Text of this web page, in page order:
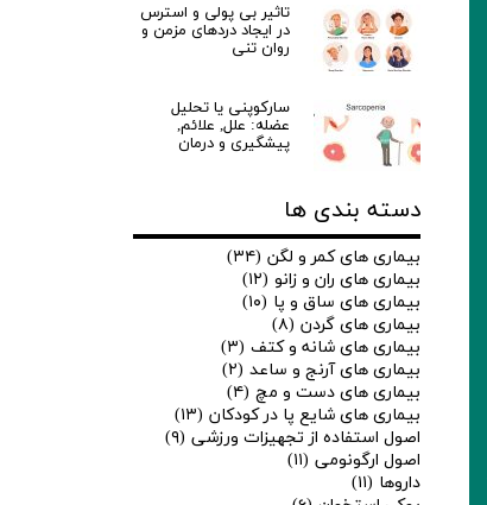
تاثیر بی پولی و استرس
در ایجاد دردهای مزمن و
روان تنی
سارکوپنی یا تحلیل
عضله: علل, علائم,
پیشگیری و درمان
دسته بندی ها
بیماری های کمر و لگن (۳۴)
بیماری های ران و زانو (۱۲)
بیماری های ساق و پا (۱۰)
بیماری های گردن (۸)
بیماری های شانه و کتف (۳)
بیماری های آرنج و ساعد (۲)
بیماری های دست و مچ (۴)
بیماری های شایع پا در کودکان (۱۳)
اصول استفاده از تجهیزات ورزشی (۹)
اصول ارگونومی (۱۱)
داروها (۱۱)